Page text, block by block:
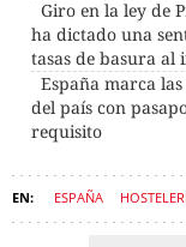
Giro en la ley de
ha dictado una
tasas de basura al
España marca
del país con
requisito
ESPAÑA